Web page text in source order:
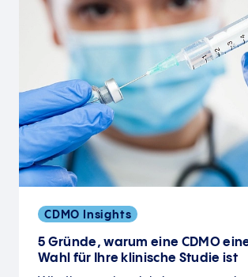
CDMO Insights
5 Gründe, warum eine CDMO
Wahl für Ihre klinische Studie ist